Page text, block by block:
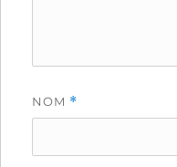
NOM *